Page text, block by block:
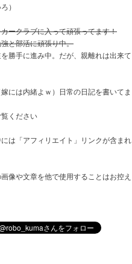
）
ークラブに入って頑張ってます！
と部活に頑張り中。
勝手に進み中。だが、親離れは出来て
には内緒よｗ）日常の日記を書いてま
ください
には「アフィリエイト」リンクが含まれ
像や文章を他で使用することはお控え